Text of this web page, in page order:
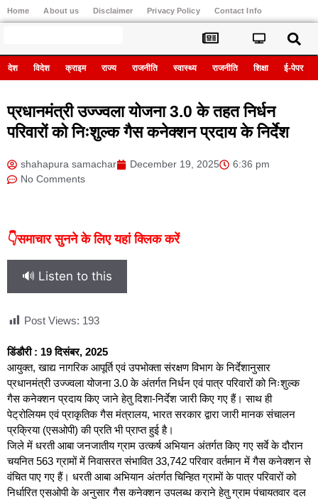
Home About us Disclaimer Privacy Policy Contact Info
देश विदेश क्राइम राज्य राजनीति स्वास्थ्य राजनीति शिक्षा ई-पेपर
प्रधानमंत्री उज्ज्वला योजना 3.0 के तहत निर्धन
परिवारों को निःशुल्क गैस कनेक्शन प्रदाय के निर्देश
shahapura samachar December 19, 2025
6:36 pm
No Comments
👇समाचार सुनने के लिए यहां क्लिक करें
🔊 Listen to this
Post Views: 193
डिंडौरी : 19 दिसंबर, 2025
आयुक्त, खाद्य नागरिक आपूर्ति एवं उपभोक्ता संरक्षण विभाग के निर्देशानुसार
प्रधानमंत्री उज्ज्वला योजना 3.0 के अंतर्गत निर्धन एवं पात्र परिवारों को निःशुल्क
गैस कनेक्शन प्रदाय किए जाने हेतु दिशा-निर्देश जारी किए गए हैं। साथ ही
पेट्रोलियम एवं प्राकृतिक गैस मंत्रालय, भारत सरकार द्वारा जारी मानक संचालन
प्रक्रिया (एसओपी) की प्रति भी प्राप्त हुई है।
जिले में धरती आबा जनजातीय ग्राम उत्कर्ष अभियान अंतर्गत किए गए सर्वे के दौरान
चयनित 563 ग्रामों में निवासरत संभावित 33,742 परिवार वर्तमान में गैस कनेक्शन से
वंचित पाए गए हैं। धरती आबा अभियान अंतर्गत चिन्हित ग्रामों के पात्र परिवारों को
निर्धारित एसओपी के अनुसार गैस कनेक्शन उपलब्ध कराने हेतु ग्राम पंचायतवार दल